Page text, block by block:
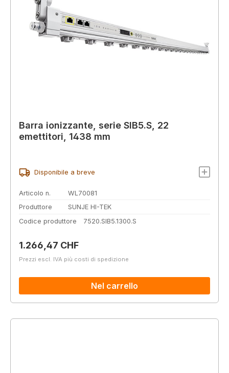
Barra ionizzante, serie SIB5.S, 22
emettitori, 1438 mm
Disponibile a breve
Articolo n.
WL70081
Produttore
SUNJE HI-TEK
Codice produttore
7520.SIB5.1300.S
Prezzo normale:
1.266,47 CHF
Prezzi escl. IVA più costi di spedizione
Nel carrello